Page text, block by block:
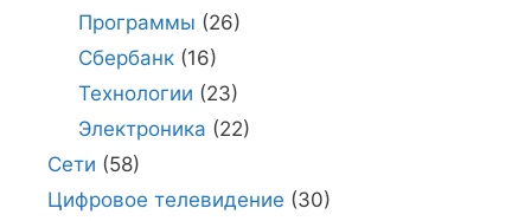
Программы (26)
Сбербанк(16)
Технологии (23)
Электроника (22)
Сети (58)
Цифровое телевидение (30)